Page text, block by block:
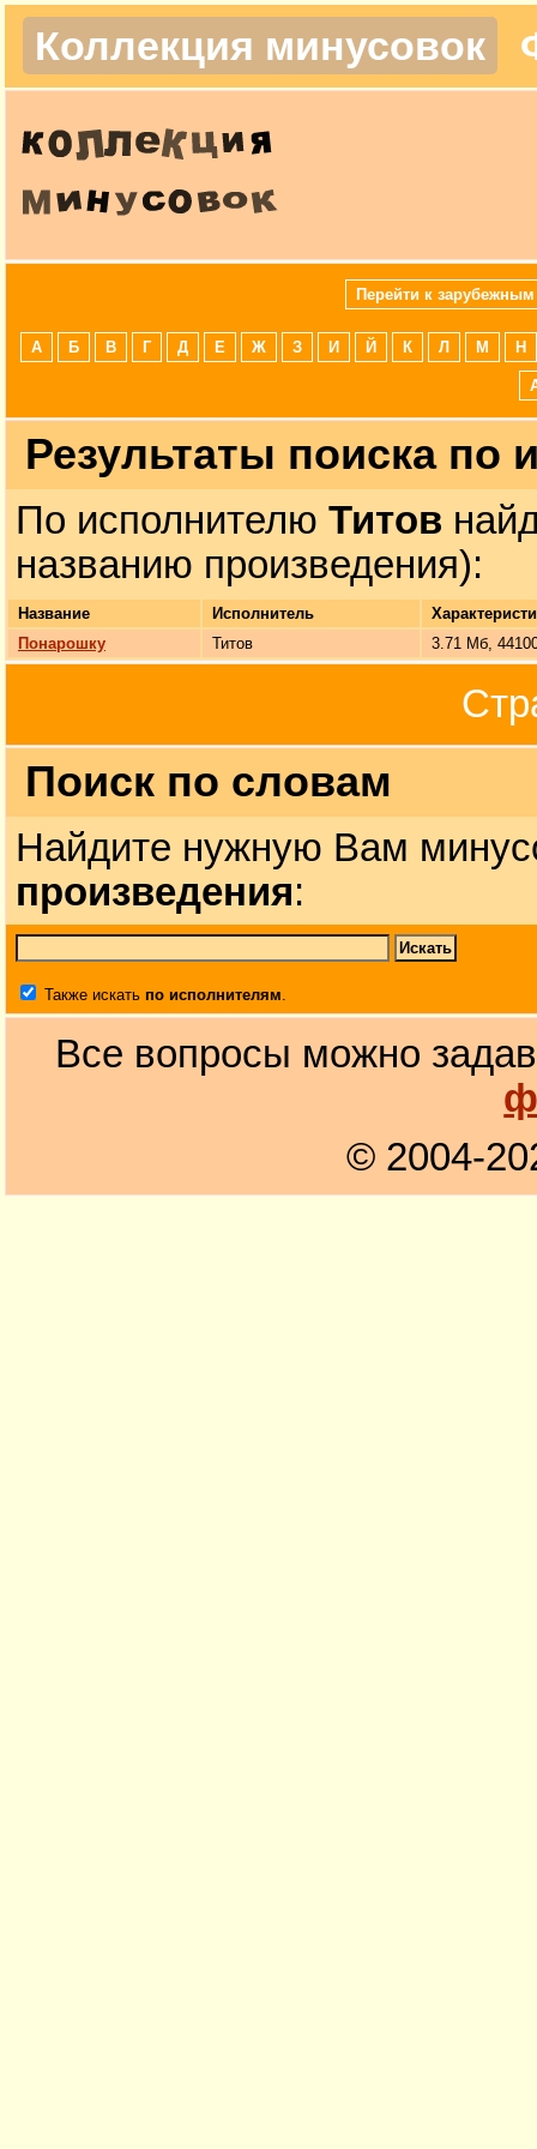
Коллекция минусовок
Перейти к зарубежным
А Б В Г Д Е Ж З И Й К Л М Н
Результаты поиска по
По исполнителю Титов
названию произведения):
Название Исполнитель
Понарошку
Титов 3.71 Мб,
Поиск по словам
Найдите нужную Вам
произведения:
Также искать по исполнителям.
Все вопросы можно
© 2004-